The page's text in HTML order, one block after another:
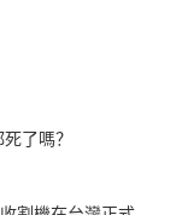
了嗎？